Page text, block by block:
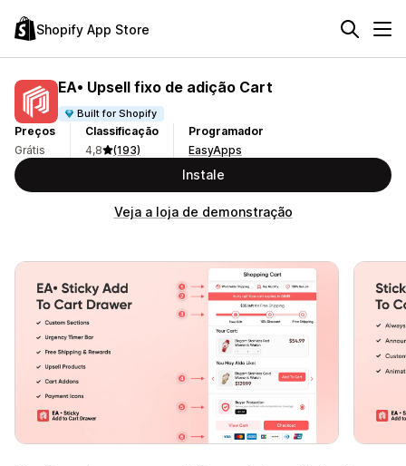
Shopify App Store
EA• Upsell fixo de adição Cart
Built for Shopify
Preços
Grátis
Classificação
4,8
(193)
Programador
EasyApps
Instale
Veja a loja de demonstração